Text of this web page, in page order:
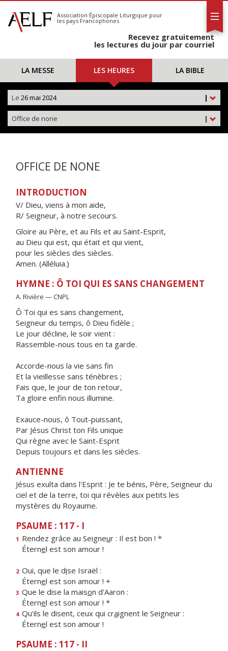
S'abonner
Calendrier
Association Épiscopale Liturgique pour
les pays Francophones
Recevez gratuitement
les lectures du jour par courriel
LA MESSE LES HEURES LA BIBLE
|
Le 26 mai 2024
|
Office de none
OFFICE DE NONE
INTRODUCTION
V/ Dieu, viens à mon aide,
R/ Seigneur, à notre secours.
Gloire au Père, et au Fils et au Saint-Esprit,
au Dieu qui est, qui était et qui vient,
pour les siècles des siècles.
Amen. (Alléluia.)
HYMNE : Ô TOI QUI ES SANS CHANGEMENT
A. Rivière — CNPL
Ô Toi qui es sans changement,
Seigneur du temps, ô Dieu fidèle ;
Le jour décline, le soir vient :
Rassemble-nous tous en ta garde.
Accorde-nous la vie sans fin
Et la vieillesse sans ténèbres ;
Fais que, le jour de ton retour,
Ta gloire enfin nous illumine.
Exauce-nous, ô Tout-puissant,
Par Jésus Christ ton Fils unique
Qui règne avec le Saint-Esprit
Depuis toujours et dans les siècles.
ANTIENNE
Jésus exulta dans l'Esprit : Je te bénis, Père, Seigneur du
ciel et de la terre, toi qui révèles aux petits les
mystères du Royaume.
PSAUME : 117 - I
1 Rendez grâce au Seigneur : Il est bon ! *
Éternel est son amour !
2 Oui, que le dise Israël :
Éternel est son amour ! +
3 Que le dise la maison d'Aaron :
Éternel est son amour ! *
4 Qu'ils le disent, ceux qui craignent le Seigneur :
Éternel est son amour !
PSAUME : 117 - II